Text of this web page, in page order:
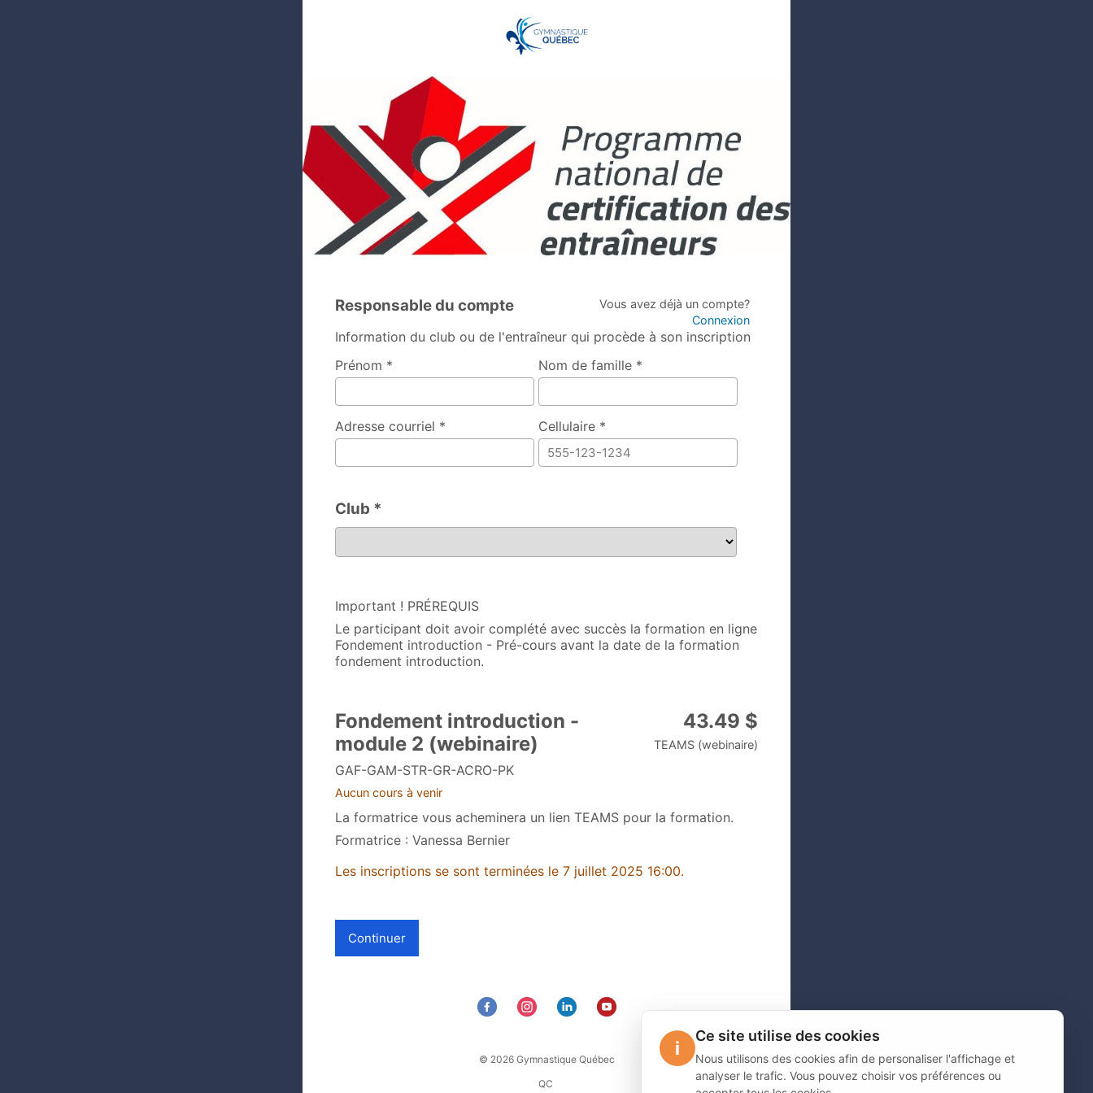
Responsable du compte
Vous avez déjà un compte?
Connexion
Information du club ou de l'entraîneur qui procède à son inscription
Prénom *
Nom de famille *
Adresse courriel * Cellulaire *
Club *
Club
Important ! PRÉREQUIS
Le participant doit avoir complété avec succès la formation en ligne
Fondement introduction - Pré-cours avant la date de la formation
fondement introduction.
Fondement introduction -
module 2 (webinaire)
GAF-GAM-STR-GR-ACRO-PK
Aucun cours à venir
43.49 $
TEAMS (webinaire)
La formatrice vous acheminera un lien TEAMS pour la formation.
Formatrice : Vanessa Bernier
Les inscriptions se sont terminées le 7 juillet 2025 16:00.
Continuer
© 2026 Gymnastique Québec
QC
i
Ce site utilise des cookies
Nous utilisons des cookies afin de personaliser l'affichage et
analyser le trafic. Vous pouvez choisir vos préférences ou